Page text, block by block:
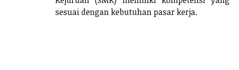
sesuai dengan kebutuhan pasar kerja.